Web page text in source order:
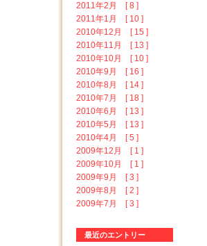
2011年2月 [ 8 ]
2011年1月 [ 10 ]
2010年12月 [ 15 ]
2010年11月 [ 13 ]
2010年10月 [ 10 ]
2010年9月 [ 16 ]
2010年8月 [ 14 ]
2010年7月 [ 18 ]
2010年6月 [ 13 ]
2010年5月 [ 13 ]
2010年4月 [ 5 ]
2009年12月 [ 1 ]
2009年10月 [ 1 ]
2009年9月 [ 3 ]
2009年8月 [ 2 ]
2009年7月 [ 3 ]
最近のエントリー